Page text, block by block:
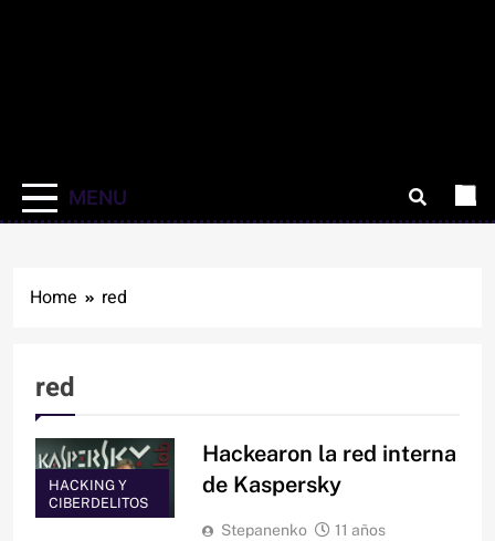
MENU
Home red
red
HACKING Y
CIBERDELITOS
Hackearon la red interna
de Kaspersky
Stepanenko
11 años